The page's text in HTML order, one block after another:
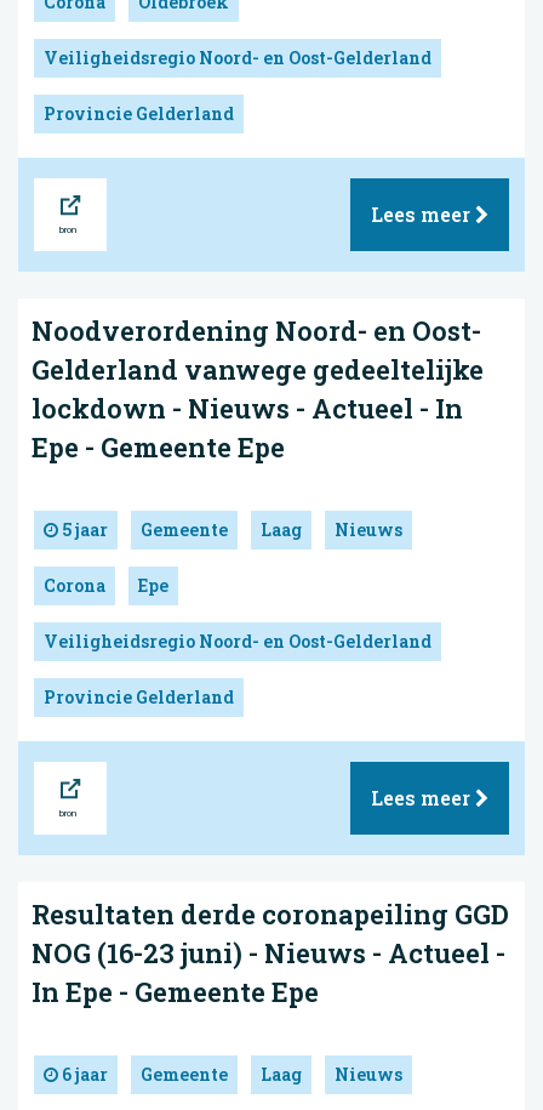
Veiligheidsregio Noord- en Oost-Gelderland
Provincie Gelderland
Lees meer
Noodverordening Noord- en Oost-
Gelderland vanwege gedeeltelijke
lockdown - Nieuws - Actueel - In
Epe - Gemeente Epe
5 jaar Gemeente Laag Nieuws
Corona Epe
Veiligheidsregio Noord- en Oost-Gelderland
Provincie Gelderland
Lees meer
Resultaten derde coronapeiling GGD
NOG (16-23 juni) - Nieuws - Actueel -
In Epe - Gemeente Epe
6 jaar Gemeente Laag Nieuws